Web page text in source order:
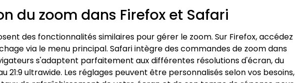
du zoom dans Firefox et Safari
des fonctionnalités similaires pour gérer le zoom. Sur Firefox, accédez
via le menu principal. Safari intègre des commandes de zoom dans
s'adaptent parfaitement aux différentes résolutions d'écran, du
21:9 ultrawide. Les réglages peuvent être personnalisés selon vos besoins,